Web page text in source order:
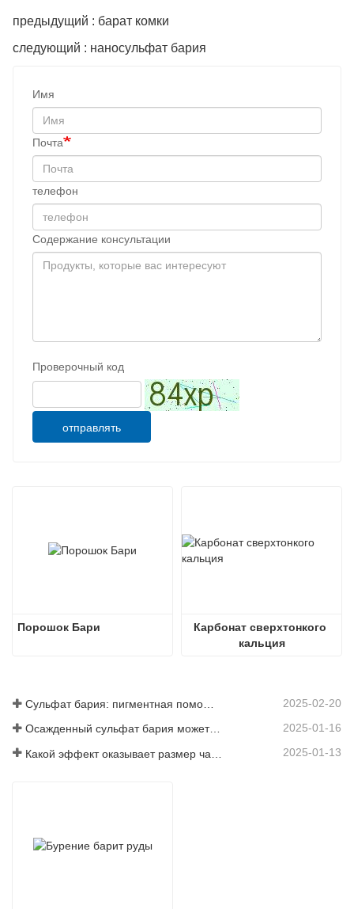
предыдущий : барат комки
следующий : наносульфат бария
Имя
Почта
телефон
Содержание консультации
Проверочный код
отправлять
Порошок Бари
Карбонат сверхтонкого
кальция
2025-02-20
Осажденный сульфат бария может значительно улучшить характеристики покрытий 2025-01-16
2025-01-13